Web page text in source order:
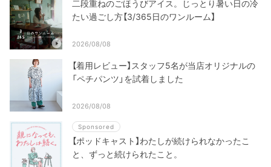
二段重ねのごほうびアイス。じっとり暑い日の冷
たい過ごし方【3/365日のワンルーム】
2026/08/08
【着用レビュー】スタッフ5名が当店オリジナルの
「ペチパンツ」を試着しました
2026/08/08
Sponsored
【ポッドキャスト】わたしが続けられなかったこ
と、ずっと続けられたこと。